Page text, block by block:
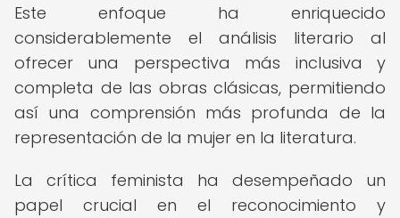
Este enfoque ha enriquecido
considerablemente el análisis literario al
ofrecer una perspectiva más inclusiva y
completa de las obras clásicas, permitiendo
así una comprensión más profunda de la
representación de la mujer en la literatura.
La crítica feminista ha desempeñado un
papel crucial en el reconocimiento y